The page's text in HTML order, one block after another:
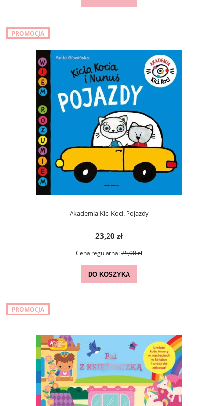
Akademia Kici Koci. Pojazdy
23,20 zł
Cena regularna:29,00 zł
DO KOSZYKA
PROMOCJA
PROMOCJA